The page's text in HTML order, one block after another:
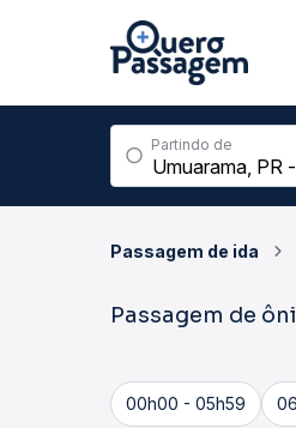
Partindo de
Passagem de ida
Passagem de
00h00 - 05h59